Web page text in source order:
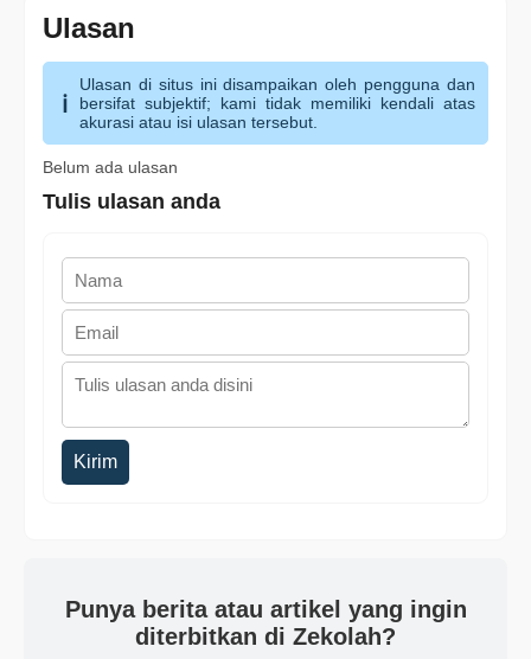
Ulasan
Ulasan di situs ini disampaikan oleh pengguna dan
bersifat subjektif; kami tidak memiliki kendali atas
akurasi atau isi ulasan tersebut.
Belum ada ulasan
Tulis ulasan anda
Kirim
Punya berita atau artikel yang ingin
diterbitkan di Zekolah?